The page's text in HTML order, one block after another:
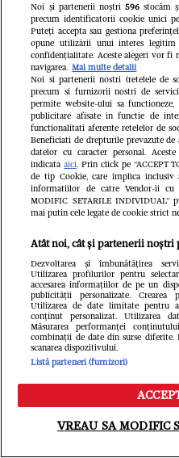
Citește în
Meniu Caută
Noi și partenerii noștri 596stocăm
precum identificatorii cookie unici
Puteți accepta sau gestiona
opune utilizării unui interes
confidențialitate. Aceste alegeri vor fi
navigarea. Mai multe detalii
Noi si partenerii nostri (retelele de
precum si furnizorii nostri de
permite website-ului sa
publicitare afisate in functie de
functionalitati aferente retelelor de
Beneficiati de drepturile prevazute
datelor cu caracter personal.
indicataaici. Prin click pe “ACCEPT
de tip Cookie, care implica inclusiv
informatiilor de catre Vendor-ii cu
MODIFIC SETARILE
mai putin cele legate de cookie strict
Atât noi, cât și partenerii
Dezvoltarea și îmbunătățirea
Utilizarea profilurilor pentru
accesarea informațiilor de pe un
publicității personalizate. Crearea
Utilizarea de date limitate pentru
conținut personalizat. Utilizarea
Măsurarea performanței
combinații de date din surse diferite.
scanarea dispozitivului.
Listă parteneri (furnizori)
VREAU SA MODIFIC